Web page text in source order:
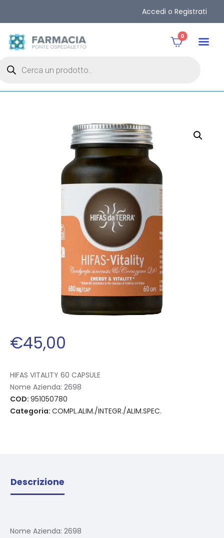
Accedi o Registrati
0
€45,00
HIFAS VITALITY 60 CAPSULE
Nome Azienda: 2698
COD: 951050780
Categoria: COMPL.ALIM./INTEGR./ALIM.SPEC.
Descrizione
Nome Azienda: 2698